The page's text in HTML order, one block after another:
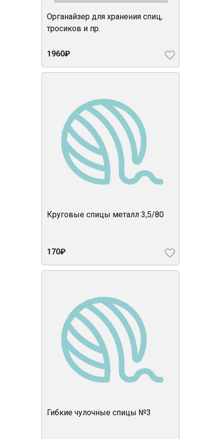
Органайзер для хранения спиц,
тросиков и пр.
1960₽
Круговые спицы металл 3,5/80
170₽
Гибкие чулочные спицы №3